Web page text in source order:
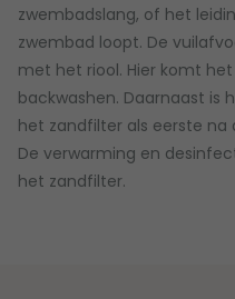
zwembadslang, of het
zwembad loopt. De
met het riool. Hier komt
backwashen. Daarnaast is
het zandfilter als eerste
De verwarming en
het zandfilter.